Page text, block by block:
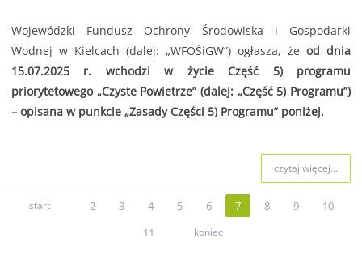
Wojewódzki Fundusz Ochrony Środowiska i Gospodarki
Wodnej w Kielcach (dalej: „WFOŚiGW”) ogłasza, żeod dnia
15.07.2025 r. wchodzi w życie Część 5) programu
priorytetowego „Czyste Powietrze” (dalej: „Część 5) Programu”)
– opisana w punkcie „Zasady Części 5) Programu” poniżej.
czytaj więcej...
start 2 3 4 5 6 7 8 9
10
11
koniec